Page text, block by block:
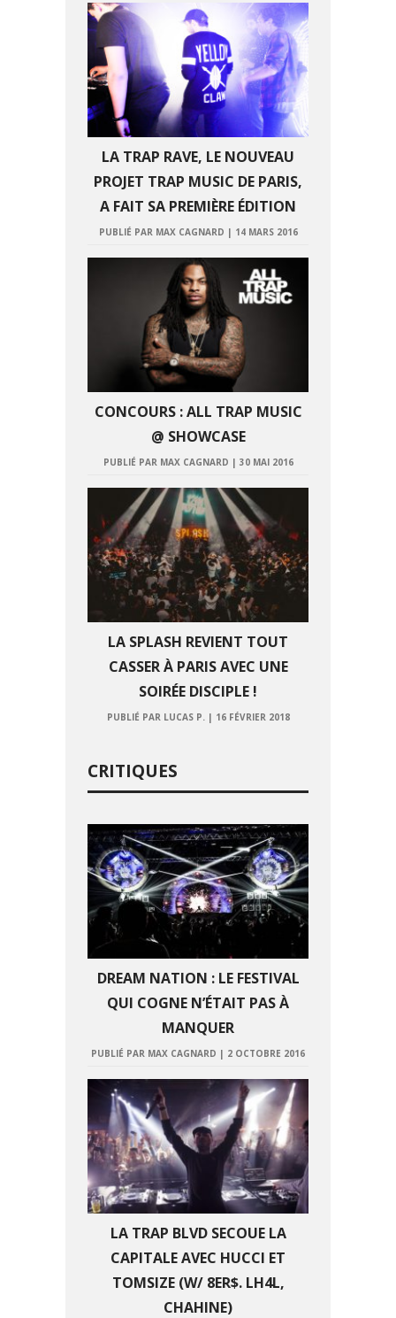
LA TRAP RAVE, LE NOUVEAU
PROJET TRAP MUSIC DE PARIS,
A FAIT SA PREMIÈRE ÉDITION
PUBLIÉ PAR MAX CAGNARD | 14 MARS 2016
CONCOURS : ALL TRAP MUSIC
@ SHOWCASE
PUBLIÉ PAR MAX CAGNARD | 30 MAI 2016
LA SPLASH REVIENT TOUT
CASSER À PARIS AVEC UNE
SOIRÉE DISCIPLE !
PUBLIÉ PAR LUCAS P.| 16 FÉVRIER 2018
CRITIQUES
DREAM NATION : LE FESTIVAL
QUI COGNE N’ÉTAIT PAS À
MANQUER
PUBLIÉ PAR MAX CAGNARD | 2 OCTOBRE 2016
LA TRAP BLVD SECOUE LA
CAPITALE AVEC HUCCI ET
TOMSIZE (W/ 8ER$. LH4L,
CHAHINE)